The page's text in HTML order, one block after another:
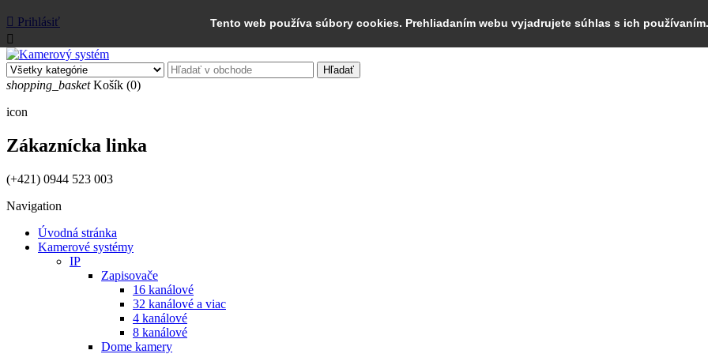
Tento web používa súbory cookies. Prehliadaním webu vyjadrujete súhlas s ich používaním.
 Prihlásiť

Hľadať
shopping_basket Košík (0)
icon
Zákaznícka linka
(+421) 0944 523 003
Navigation
Úvodná stránka
Kamerové systémy
IP
Zapisovače
16 kanálové
32 kanálové a viac
4 kanálové
8 kanálové
Dome kamery